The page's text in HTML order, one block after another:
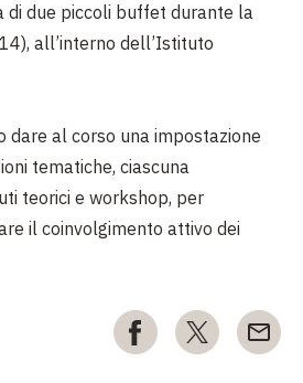
di due piccoli buffet durante la
all’interno dell’Istituto
dare al corso una impostazione
tematiche, ciascuna
teorici e workshop, per
il coinvolgimento attivo dei